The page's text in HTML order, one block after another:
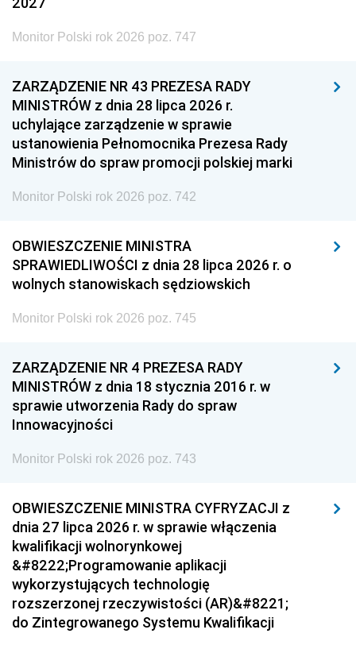
Monitor Polski rok 2026 poz. 747
ZARZĄDZENIE NR 43 PREZESA RADY
MINISTRÓW z dnia 28 lipca 2026 r.
uchylające zarządzenie w sprawie
ustanowienia Pełnomocnika Prezesa Rady
Ministrów do spraw promocji polskiej marki
Monitor Polski rok 2026 poz. 742
OBWIESZCZENIE MINISTRA
SPRAWIEDLIWOŚCI z dnia 28 lipca 2026 r. o
wolnych stanowiskach sędziowskich
Monitor Polski rok 2026 poz. 745
ZARZĄDZENIE NR 4 PREZESA RADY
MINISTRÓW z dnia 18 stycznia 2016 r. w
sprawie utworzenia Rady do spraw
Innowacyjności
Monitor Polski rok 2026 poz. 743
OBWIESZCZENIE MINISTRA CYFRYZACJI z
dnia 27 lipca 2026 r. w sprawie włączenia
kwalifikacji wolnorynkowej
&#8222;Programowanie aplikacji
wykorzystujących technologię
rozszerzonej rzeczywistości (AR)&#8221;
do Zintegrowanego Systemu Kwalifikacji